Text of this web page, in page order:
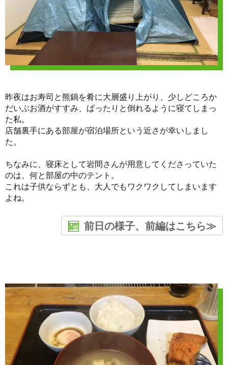
昨夜はお寿司と熊鍋を肴に大層盛り上がり、少しどころか
だいぶお酒がすすみ、ばったりと倒れるように寝てしまっ
た私。
店舗裏手にある部屋が宿泊場所という近さが幸いしまし
た。
ちなみに、寝床として岩間さんが用意してくださっていた
のは、何と部屋の中のテント。
これは子供ならずとも、大人でもワクワクしてしまいます
よね。
前日の様子、前編はこちら≫